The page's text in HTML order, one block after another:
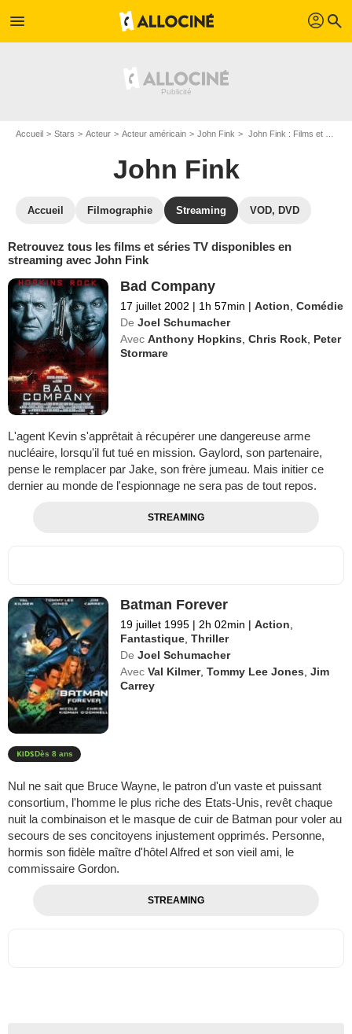
menu profil search
Accueil Stars Acteur Acteur américain John Fink John Fink : Films et séries online
John Fink
Accueil Filmographie Streaming VOD, DVD
Retrouvez tous les films et séries TV disponibles en
streaming avec John Fink
Bad Company
17 juillet 2002 | 1h 57min | Action ,Comédie
De Joel Schumacher
Avec Anthony Hopkins ,Chris Rock Peter
Stormare
L'agent Kevin s'apprêtait à récupérer une dangereuse arme
nucléaire, lorsqu'il fut tué en mission. Gaylord, son partenaire,
pense le remplacer par Jake, son frère jumeau. Mais initier ce
dernier au monde de l'espionnage ne sera pas de tout repos.
STREAMING
Batman Forever
19 juillet 1995 | 2h 02min | Action
Fantastique ,Thriller
De Joel Schumacher
Avec Val Kilmer,Tommy Lee Jones ,Jim
Carrey
Dès 8 ans
Nul ne sait que Bruce Wayne, le patron d'un vaste et puissant
consortium, l'homme le plus riche des Etats-Unis, revêt chaque
nuit la combinaison et le masque de cuir de Batman pour voler au
secours de ses concitoyens injustement opprimés. Personne,
hormis son fidèle maître d'hôtel Alfred et son vieil ami, le
commissaire Gordon.
STREAMING